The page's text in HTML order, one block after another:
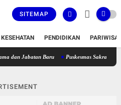
SITEMAP
KESEHATAN PENDIDIKAN
Lantik 36 Pejabat, Berikut Daftar Lengkap